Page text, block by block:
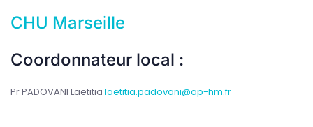
CHU Marseille
Coordonnateur local :
Pr PADOVANI Laetitia laetitia.padovani@ap-hm.fr